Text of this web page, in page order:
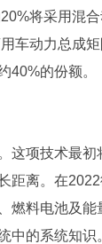
将采用混
车动力总成
40%的份额。
这项技术最
距离。在
燃料电池及
中的系统知识